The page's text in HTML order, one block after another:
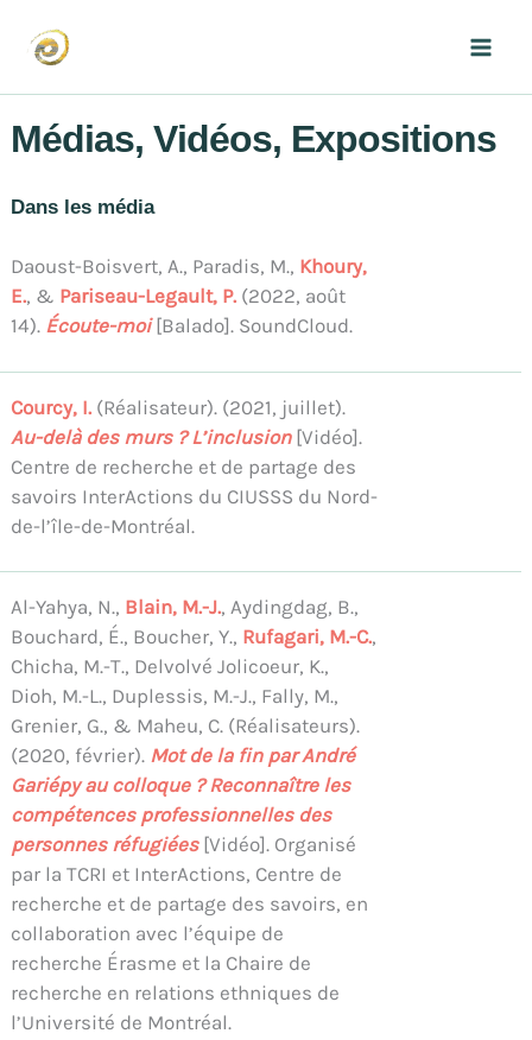
contenu
Médias, Vidéos, Expositions
Dans les média
Daoust-Boisvert, A., Paradis, M., Khoury,
E., & Pariseau-Legault, P. (2022, août
14). Écoute-moi[Balado]. SoundCloud.
Courcy, I. (Réalisateur). (2021, juillet).
Au-delà des murs ? L’inclusion[Vidéo].
Centre de recherche et de partage des
savoirs InterActions du CIUSSS du Nord-
de-l’île-de-Montréal.
Al-Yahya, N., Blain, M.-J., Aydingdag, B.,
Bouchard, É., Boucher, Y., Rufagari, M.-C.,
Chicha, M.-T., Delvolvé Jolicoeur, K.,
Dioh, M.-L., Duplessis, M.-J., Fally, M.,
Grenier, G., & Maheu, C. (Réalisateurs).
(2020, février). Mot de la fin par André
Gariépy au colloque ? Reconnaître les
compétences professionnelles des
personnes réfugiées[Vidéo]. Organisé
par la TCRI et InterActions, Centre de
recherche et de partage des savoirs, en
collaboration avec l’équipe de
recherche Érasme et la Chaire de
recherche en relations ethniques de
l’Université de Montréal.